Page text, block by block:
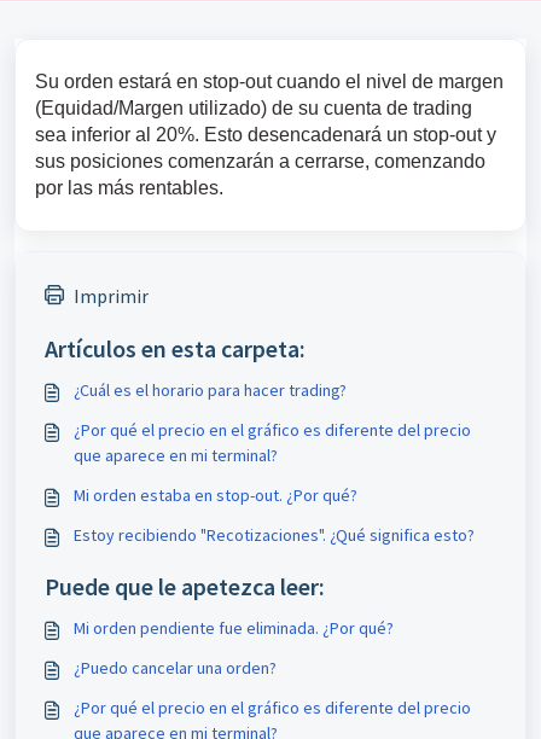
Su orden estará en stop-out cuando el nivel de margen
(Equidad/Margen utilizado) de su cuenta de trading
sea inferior al 20%. Esto desencadenará un stop-out y
sus posiciones comenzarán a cerrarse, comenzando
por las más rentables.
Imprimir
Artículos en esta carpeta:
¿Cuál es el horario para hacer trading?
¿Por qué el precio en el gráfico es diferente del precio
que aparece en mi terminal?
Mi orden estaba en stop-out. ¿Por qué?
Estoy recibiendo "Recotizaciones". ¿Qué significa esto?
Puede que le apetezca leer:
Mi orden pendiente fue eliminada. ¿Por qué?
¿Puedo cancelar una orden?
¿Por qué el precio en el gráfico es diferente del precio
que aparece en mi terminal?